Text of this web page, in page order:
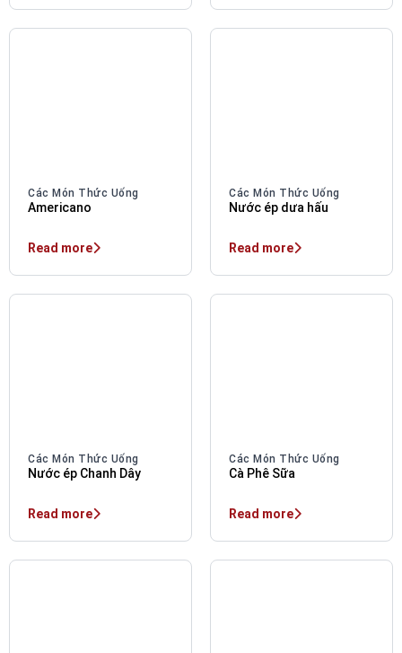
Các Món Thức Uống
Americano
Read more
Các Món Thức Uống
Nước ép dưa hấu
Read more
Các Món Thức Uống
Nước ép Chanh Dây
Read more
Các Món Thức Uống
Cà Phê Sữa
Read more